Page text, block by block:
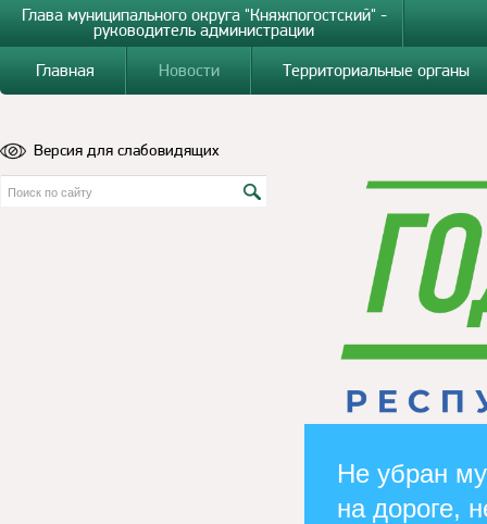
Глава муниципального округа "Княжпогостский" -
руководитель администрации
Главная
Новости Территориальные органы
Версия для слабовидящих
Не убран
на дороге,